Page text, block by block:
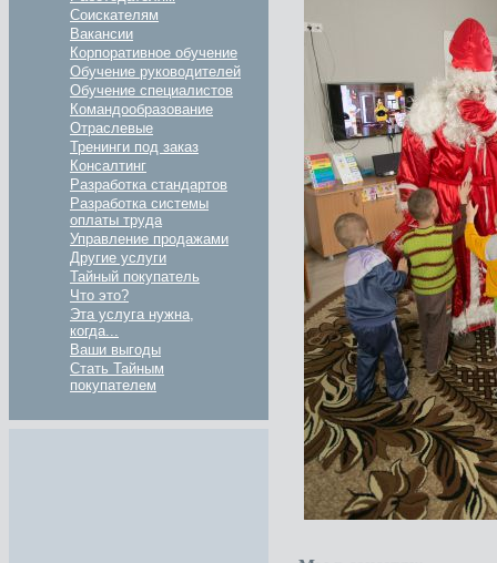
Соискателям
Вакансии
Корпоративное обучение
Обучение руководителей
Обучение специалистов
Командообразование
Отраслевые
Тренинги под заказ
Консалтинг
Разработка стандартов
Разработка системы
оплаты труда
Управление продажами
Другие услуги
Тайный покупатель
Что это?
Эта услуга нужна,
когда...
Ваши выгоды
Стать Тайным
покупателем